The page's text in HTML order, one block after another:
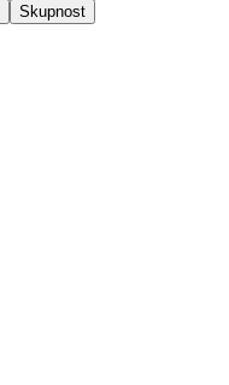
Skupnost